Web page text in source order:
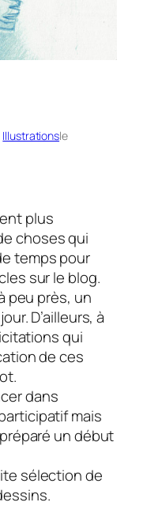
Illustrationsle
plus
choses qui
temps pour
sur le blog.
peu près, un
D’ailleurs, à
qui
de ces
dans
mais
préparé un début
sélection de